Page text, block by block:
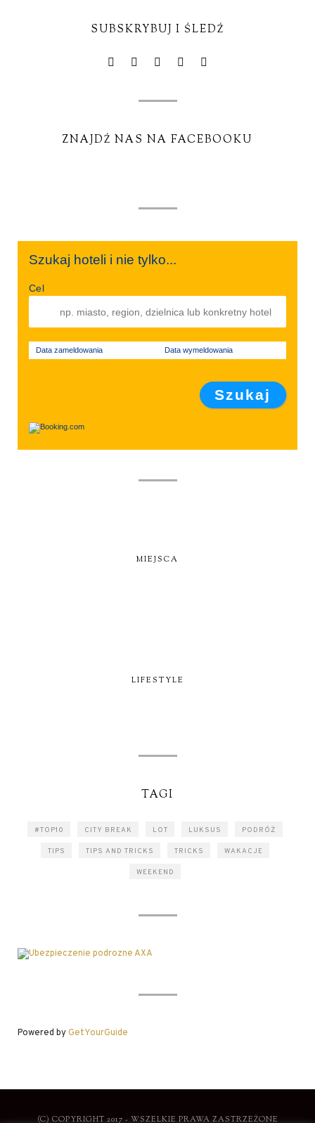
SUBSKRYBUJ I ŚLEDŹ
ZNAJDŹ NAS NA FACEBOOKU
Szukaj hoteli i nie tylko...
Cel
Data zameldowania Data wymeldowania
MIEJSCA
LIFESTYLE
TAGI
#TOP10 CITY BREAK LOT LUKSUS PODRÓŻ
TIPS TIPS AND TRICKS TRICKS WAKACJE
WEEKEND
Powered byGetYourGuide
(C) COPYRIGHT 2017 - WSZELKIE PRAWA ZASTRZEŻONE